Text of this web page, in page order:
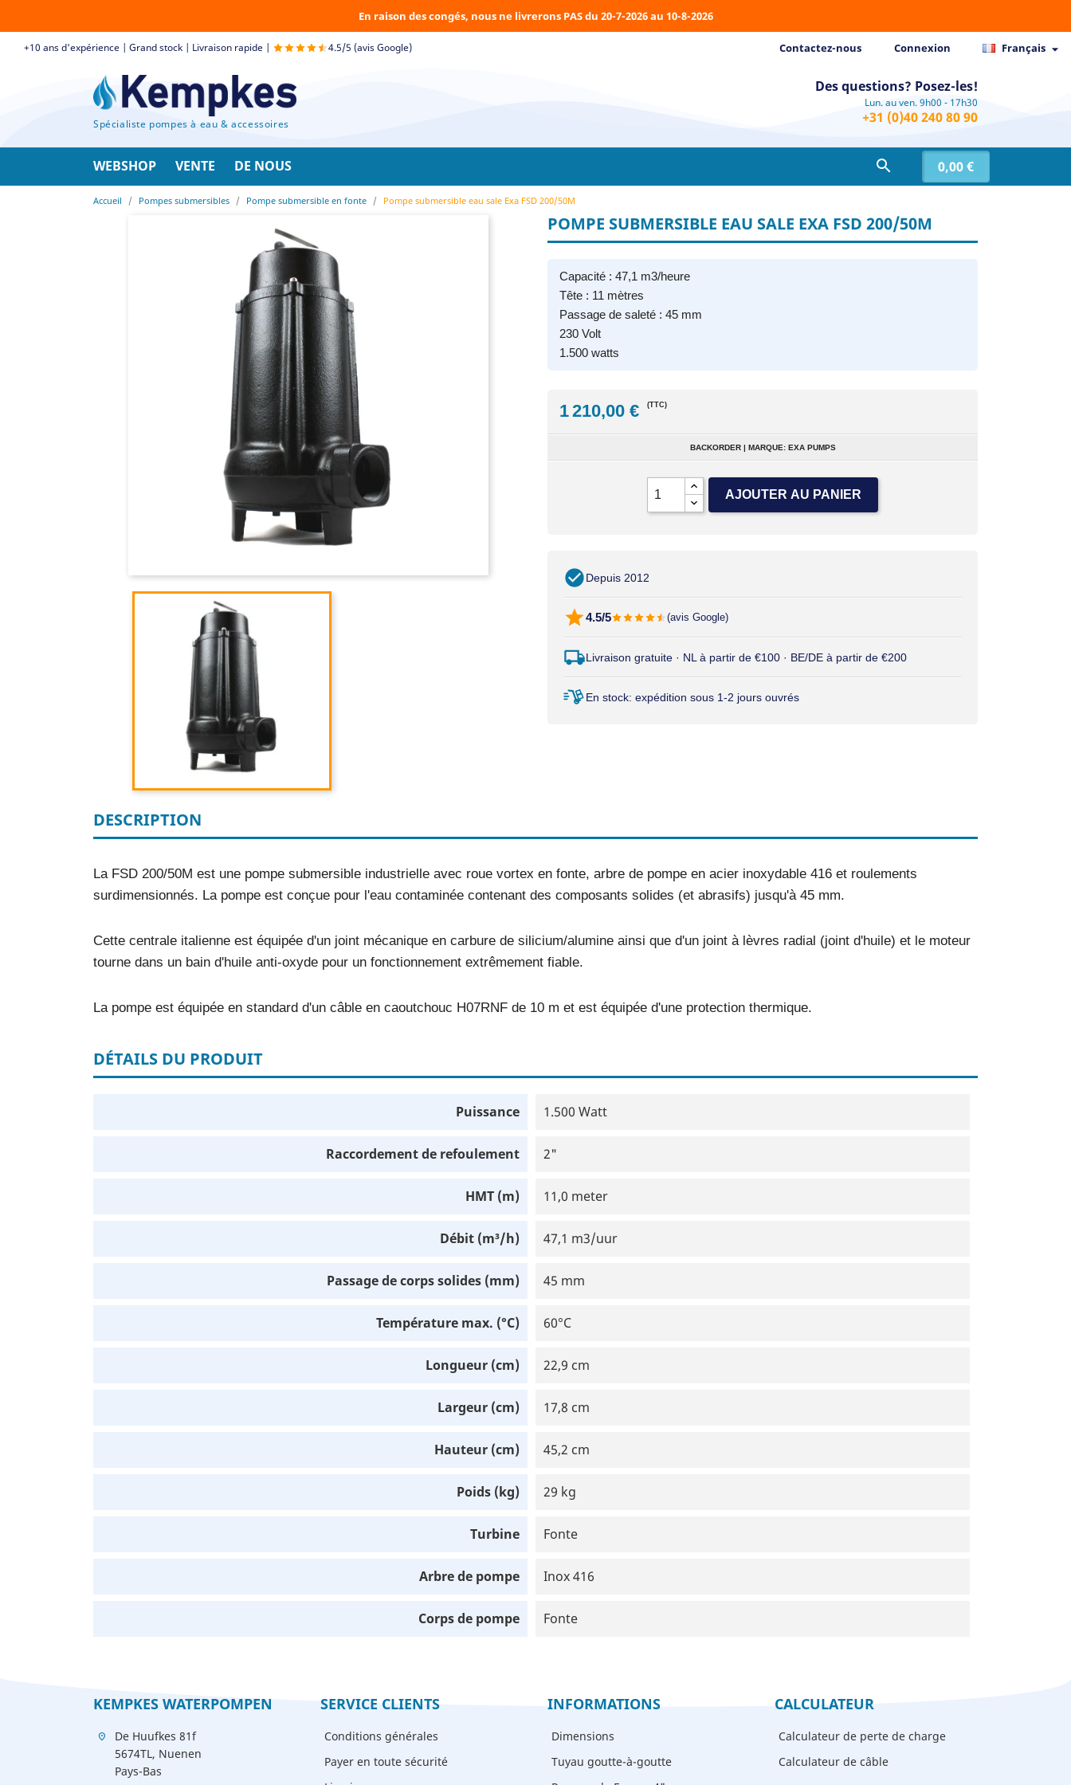
En raison des congés, nous ne livrerons PAS du 20-7-2026 au 10-8-2026
+10 ans d'expérience | Grand stock | Livraison rapide | 4.5/5 (avis Google) Contactez-nous Connexion Français 
Spécialiste pompes à eau & accessoires
Des questions? Posez-les!
Lun. au ven. 9h00 - 17h30
+31 (0)40 240 80 90
0,00 €

WEBSHOP VENTE DE NOUS
Accueil Pompes submersibles Pompe submersible en fonte Pompe submersible eau sale Exa FSD 200/50M
POMPE SUBMERSIBLE EAU SALE EXA FSD 200/50M
Capacité : 47,1 m3/heure
Tête : 11 mètres
Passage de saleté : 45 mm
230 Volt
1.500 watts
1 210,00 € (TTC)
BACKORDER | MARQUE: EXA PUMPS
AJOUTER AU PANIER
Depuis 2012
4.5/5 (avis Google)
Livraison gratuite · NL à partir de €100 · BE/DE à partir de €200
En stock: expédition sous 1-2 jours ouvrés
DESCRIPTION
La FSD 200/50M est une pompe submersible industrielle avec roue vortex en fonte, arbre de pompe en acier inoxydable 416 et roulements
surdimensionnés. La pompe est conçue pour l'eau contaminée contenant des composants solides (et abrasifs) jusqu'à 45 mm.
Cette centrale italienne est équipée d'un joint mécanique en carbure de silicium/alumine ainsi que d'un joint à lèvres radial (joint d'huile) et le moteur
tourne dans un bain d'huile anti-oxyde pour un fonctionnement extrêmement fiable.
La pompe est équipée en standard d'un câble en caoutchouc H07RNF de 10 m et est équipée d'une protection thermique.
DÉTAILS DU PRODUIT
Puissance 1.500 Watt
Raccordement de refoulement 2"
HMT (m) 11,0 meter
Débit (m³/h) 47,1 m3/uur
Passage de corps solides (mm) 45 mm
Température max. (°C) 60°C
Longueur (cm) 22,9 cm
Largeur (cm) 17,8 cm
Hauteur (cm) 45,2 cm
Poids (kg) 29 kg
Turbine Fonte
Arbre de pompe Inox 416
Corps de pompe Fonte
KEMPKES WATERPOMPEN
location_on
De Huufkes 81f
5674TL, Nuenen
Pays-Bas
SERVICE CLIENTS
Conditions générales
Payer en toute sécurité
INFORMATIONS
Dimensions
Tuyau goutte-à-goutte
CALCULATEUR
Calculateur de perte de charge
Calculateur de câble